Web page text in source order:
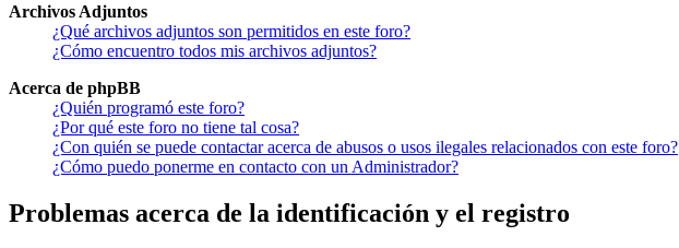
Archivos Adjuntos
¿Qué archivos adjuntos son permitidos en este foro?
¿Cómo encuentro todos mis archivos adjuntos?
Acerca de phpBB
¿Quién programó este foro?
¿Por qué este foro no tiene tal cosa?
¿Con quién se puede contactar acerca de abusos o usos ilegales relacionados con este foro?
¿Cómo puedo ponerme en contacto con un Administrador?
Problemas acerca de la identificación y el registro